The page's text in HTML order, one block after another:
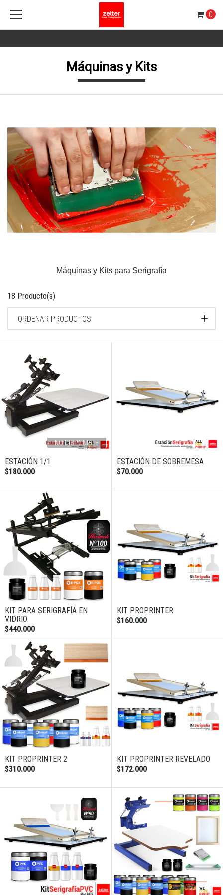
0
Máquinas y Kits
Máquinas y Kits para Serigrafía
18 Producto(s)
ORDENAR PRODUCTOS
NO DISPONIBLE
ESTACIÓN 1/1
$180.000
ESTACIÓN DE SOBREMESA
$70.000
KIT PARA SERIGRAFÍA EN
VIDRIO
$440.000
KIT PROPRINTER
$160.000
KIT PROPRINTER 2
$310.000
KIT PROPRINTER REVELADO
$172.000